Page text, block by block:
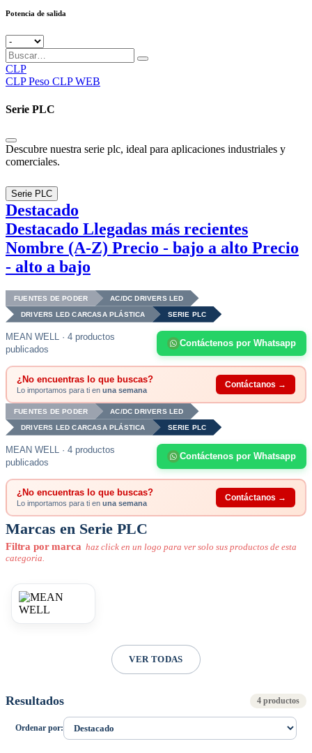
Potencia de salida
CLP
CLP Peso CLP WEB
Serie PLC
Descubre nuestra serie plc, ideal para aplicaciones industriales y
comerciales.
Serie PLC
Destacado
Destacado Llegadas más recientes
Nombre (A-Z) Precio - bajo a alto Precio
- alto a bajo
FUENTES DE PODER AC/DC DRIVERS LED
DRIVERS LED CARCASA PLÁSTICA SERIE PLC
MEAN WELL · 4 productos
publicados
Contáctenos por Whatsapp
¿No encuentras lo que buscas?
Lo importamos para ti en una semana
Contáctanos →
FUENTES DE PODER AC/DC DRIVERS LED
DRIVERS LED CARCASA PLÁSTICA SERIE PLC
MEAN WELL · 4 productos
publicados
Contáctenos por Whatsapp
¿No encuentras lo que buscas?
Lo importamos para ti en una semana
Contáctanos →
Marcas en Serie PLC
Filtra por marca haz click en un logo para ver solo sus productos de esta
categoria.
VER TODAS
Resultados 4 productos
Ordenar por: